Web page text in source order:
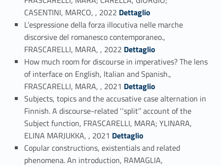
CASENTINI, MARCO, , 2022 Link identifier #identifier_person_40800-5Dettaglio
L’espressione della forza illocutiva nelle marche
discorsive del romanesco contemporaneo.,
FRASCARELLI, MARA, , 2022 Link identifier #identifier_person_113869-6Dettaglio
How much room for discourse in imperatives? The lens
of interface on English, Italian and Spanish.,
FRASCARELLI, MARA, , 2021 Link identifier #identifier_person_69306-7Dettaglio
Subjects, topics and the accusative case alternation in
Finnish. A discourse-related ‘‘split’’ account of the
Subject function, FRASCARELLI, MARA; YLINARA,
ELINA MARJUKKA, , 2021 Link identifier #identifier_person_27288-8Dettaglio
Copular constructions, existentials and related
phenomena. An introduction, RAMAGLIA,